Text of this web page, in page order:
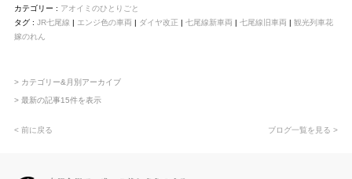
カテゴリー : アオイミのひとりごと
タグ : JR七尾線 | エンジ色の車両 | ダイヤ改正 | 七尾線新車両 | 七尾線旧車両 | 観光列車花
嫁のれん
> カテゴリー&月別アーカイブ
> 最新の記事15件を表示
< 前に戻る ブログ一覧を見る >